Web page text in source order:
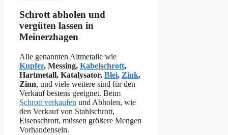
Schrott abholen und
vergüten lassen in
Meinerzhagen
Alle genannten Altmetalle wie
Kupfer, Messing, Kabelschrott,
Hartmetall, Katalysator, Blei, Zink,
Zinn, und viele weitere sind für den
Verkauf bestens geeignet. Beim
Schrott verkaufen und Abholen, wie
den Verkauf von Stahlschrott,
Eisenschrott, müssen größere Mengen
Vorhandensein.